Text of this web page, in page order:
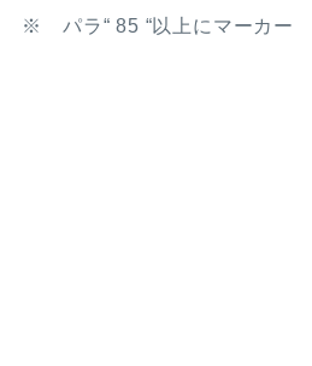
※ パラ“ 85 “以上にマーカー